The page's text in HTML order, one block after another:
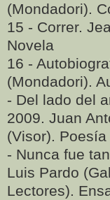
(Mondadori).
15 - Correr.
Novela
16 -
(Mondadori).
- Del lado del
2009. Juan
(Visor). Poesía
- Nunca fue
Luis Pardo
Lectores).